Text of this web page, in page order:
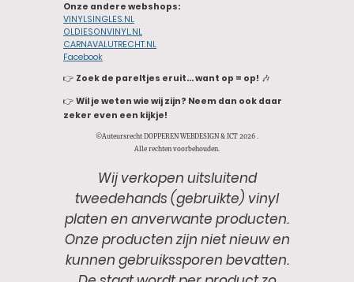
Onze andere webshops:
VINYLSINGLES.NL
OLDIESONVINYL.NL
CARNAVALUTRECHT.NL
Facebook
👉 Zoek de pareltjes eruit… want op = op! 🎶
👉 Wil je weten wie wij zijn? Neem dan ook daar
zeker even een kijkje!
©Auteursrecht DOPPEREN WEBDESIGN & ICT 2026 .
Alle rechten voorbehouden.
Wij verkopen uitsluitend
tweedehands (gebruikte) vinyl
platen en anverwante producten.
Onze producten zijn niet nieuw en
kunnen gebruikssporen bevatten.